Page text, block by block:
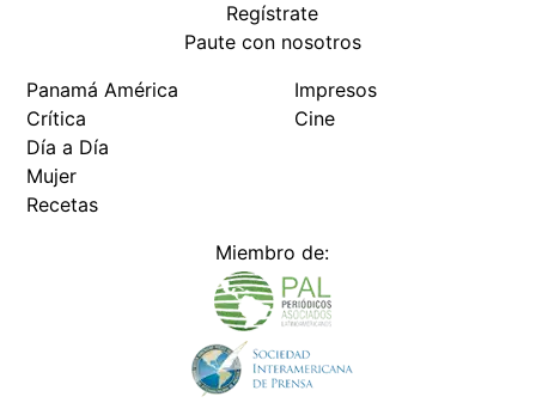
Regístrate
Paute con nosotros
Panamá América
Crítica
Día a Día
Mujer
Recetas
Impresos
Cine
Miembro de: